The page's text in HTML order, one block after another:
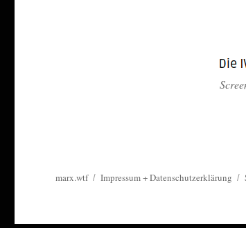
marx.wtf Impressum + Datenschutzerklärung